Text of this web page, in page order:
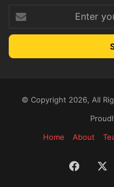
your
Email
© Copyright 2026, All
Home
About